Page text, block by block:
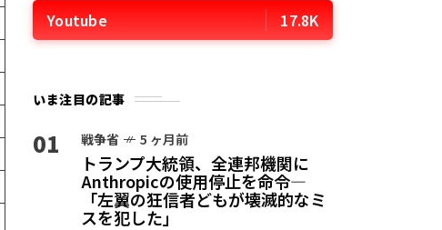
Youtube 17.8K
いま注目の記事
01 戦争省 5 ヶ月前
トランプ大統領、全連邦機関に
Anthropicの使用停止を命令—
「左翼の狂信者どもが壊滅的なミ
スを犯した」